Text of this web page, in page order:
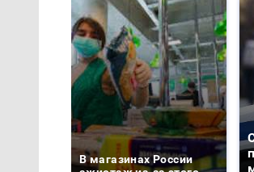
В магазинах России